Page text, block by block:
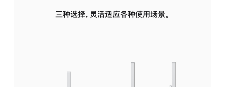
三种选择，灵活适应各种使用场景。